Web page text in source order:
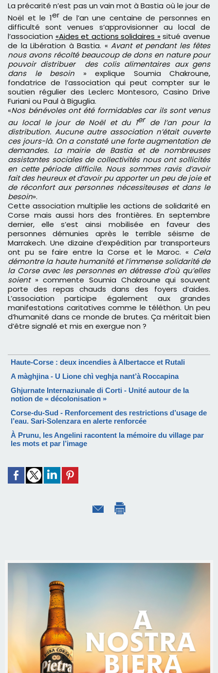
La précarité n’est pas un vain mot à Bastia où le jour de
Noël et le 1erde l’an une centaine de personnes en
difficulté sont venues s‘approvisionner au local de
l’association «Aides et actions solidaires » situé avenue
de la Libération à Bastia. « Avant et pendant les fêtes
nous avons récolté beaucoup de dons en nature pour
pouvoir distribuer des colis alimentaires aux gens
dans le besoin » explique Soumia Chakroune,
fondatrice de l’association qui peut compter sur le
soutien régulier des Leclerc Montesoro, Casino Drive
Furiani ou Paul à Biguglia.
«Nos bénévoles ont été formidables car ils sont venus
au local le jour de Noël et du 1er de l’an pour la
distribution. Aucune autre association n’était ouverte
ces jours-là. On a constaté une forte augmentation de
demandes. La mairie de Bastia et de nombreuses
assistantes sociales de collectivités nous ont sollicités
en cette période difficile. Nous sommes ravis d’avoir
fait des heureux et d’avoir pu apporter un peu de joie et
de réconfort aux personnes nécessiteuses et dans le
besoin».
Cette association multiplie les actions de solidarité en
Corse mais aussi hors des frontières. En septembre
dernier, elle s’est ainsi mobilisée en faveur des
personnes démunies après le terrible séisme de
Marrakech. Une dizaine d’expédition par transporteurs
ont pu se faire entre la Corse et le Maroc. « Cela
démontre la haute humanité et l’immense solidarité de
la Corse avec les personnes en détresse d’où qu’elles
soient» commente Soumia Chakroune qui souvent
porte des repas chauds dans des foyers d’aides.
L’association participe également aux grandes
manifestations caritatives comme le téléthon. Un peu
d’humanité dans ce monde de brutes. Ça méritait bien
d’être signalé et mis en exergue non ?
Haute-Corse : deux incendies à Albertacce et Rutali
A màghjina - U Lione chì veghja nant’à Roccapina
Ghjurnate Internaziunale di Corti - Unité autour de la
notion de « décolonisation »
Corse-du-Sud - Renforcement des restrictions d’usage de
l’eau. Sari-Solenzara en alerte renforcée
À Prunu, les Angelini racontent la mémoire du village par
les mots et par l’image